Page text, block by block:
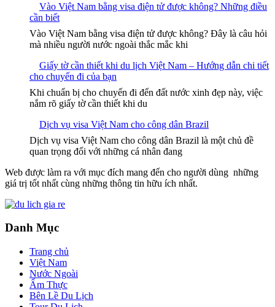
Vào Việt Nam bằng visa điện tử được không? Những điều
cần biết
Vào Việt Nam bằng visa điện tử được không? Đây là câu hỏi
mà nhiều người nước ngoài thắc mắc khi
Giấy tờ cần thiết khi du lịch Việt Nam – Hướng dẫn chi tiết
cho chuyến đi của bạn
Khi chuẩn bị cho chuyến đi đến đất nước xinh đẹp này, việc
nắm rõ giấy tờ cần thiết khi du
Dịch vụ visa Việt Nam cho công dân Brazil
Dịch vụ visa Việt Nam cho công dân Brazil là một chủ đề
quan trọng đối với những cá nhân đang
Web được làm ra với mục đích mang đến cho người dùng những
giá trị tốt nhất cùng những thông tin hữu ích nhất.
Danh Mục
Trang chủ
Việt Nam
Nước Ngoài
Ẩm Thực
Bên Lề Du Lịch